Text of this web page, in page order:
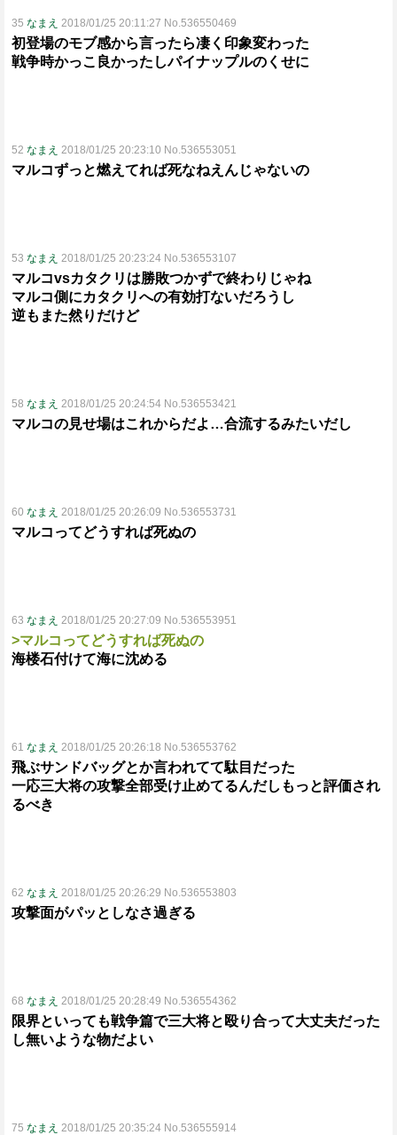
35 なまえ 2018/01/25 20:11:27 No.536550469
初登場のモブ感から言ったら凄く印象変わった
戦争時かっこ良かったしパイナップルのくせに
52 なまえ 2018/01/25 20:23:10 No.536553051
マルコずっと燃えてれば死なねえんじゃないの
53 なまえ 2018/01/25 20:23:24 No.536553107
マルコvsカタクリは勝敗つかずで終わりじゃね
マルコ側にカタクリへの有効打ないだろうし
逆もまた然りだけど
58 なまえ 2018/01/25 20:24:54 No.536553421
マルコの見せ場はこれからだよ…合流するみたいだし
60 なまえ 2018/01/25 20:26:09 No.536553731
マルコってどうすれば死ぬの
63 なまえ 2018/01/25 20:27:09 No.536553951
>マルコってどうすれば死ぬの
海楼石付けて海に沈める
61 なまえ 2018/01/25 20:26:18 No.536553762
飛ぶサンドバッグとか言われてて駄目だった
一応三大将の攻撃全部受け止めてるんだしもっと評価され
るべき
62 なまえ 2018/01/25 20:26:29 No.536553803
攻撃面がパッとしなさ過ぎる
68 なまえ 2018/01/25 20:28:49 No.536554362
限界といっても戦争篇で三大将と殴り合って大丈夫だった
し無いような物だよい
75 なまえ 2018/01/25 20:35:24 No.536555914